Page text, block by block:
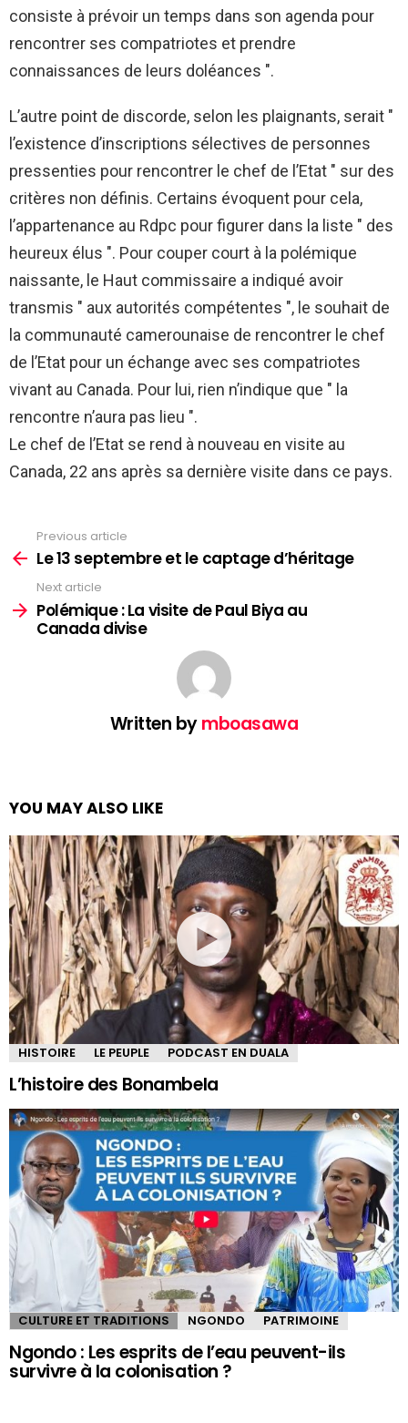
consiste à prévoir un temps dans son agenda pour
rencontrer ses compatriotes et prendre
connaissances de leurs doléances ".
L’autre point de discorde, selon les plaignants, serait "
l’existence d’inscriptions sélectives de personnes
pressenties pour rencontrer le chef de l’Etat " sur des
critères non définis. Certains évoquent pour cela,
l’appartenance au Rdpc pour figurer dans la liste " des
heureux élus ". Pour couper court à la polémique
naissante, le Haut commissaire a indiqué avoir
transmis " aux autorités compétentes ", le souhait de
la communauté camerounaise de rencontrer le chef
de l’Etat pour un échange avec ses compatriotes
vivant au Canada. Pour lui, rien n’indique que " la
rencontre n’aura pas lieu ".
Le chef de l’Etat se rend à nouveau en visite au
Canada, 22 ans après sa dernière visite dans ce pays.
more
Previous article
Le 13 septembre et le captage d’héritage
Next article
Polémique : La visite de Paul Biya au
Canada divise
Written bymboasawa
YOU MAY ALSO LIKE
HISTOIRE LE PEUPLE PODCAST EN DUALA
L’histoire des Bonambela
CULTURE ET TRADITIONS NGONDO PATRIMOINE
Ngondo : Les esprits de l’eau peuvent-ils
survivre à la colonisation ?